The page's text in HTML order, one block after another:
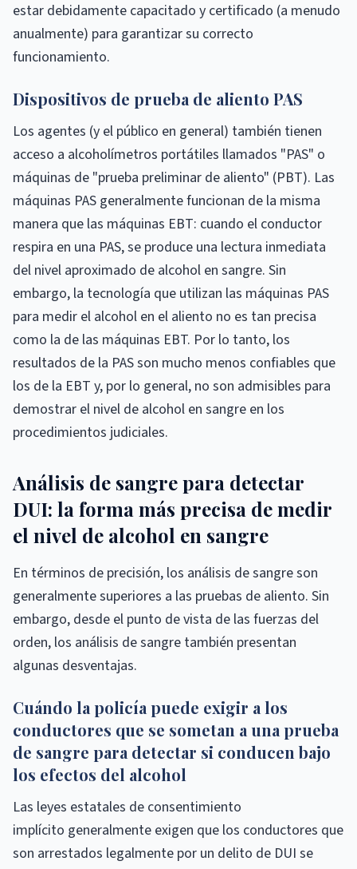
estar debidamente capacitado y certificado (a menudo
anualmente) para garantizar su correcto
funcionamiento.
Dispositivos de prueba de aliento PAS
Los agentes (y el público en general) también tienen
acceso a alcoholímetros portátiles llamados "PAS" o
máquinas de "prueba preliminar de aliento" (PBT). Las
máquinas PAS generalmente funcionan de la misma
manera que las máquinas EBT: cuando el conductor
respira en una PAS, se produce una lectura inmediata
del nivel aproximado de alcohol en sangre. Sin
embargo, la tecnología que utilizan las máquinas PAS
para medir el alcohol en el aliento no es tan precisa
como la de las máquinas EBT. Por lo tanto, los
resultados de la PAS son mucho menos confiables que
los de la EBT y, por lo general, no son admisibles para
demostrar el nivel de alcohol en sangre en los
procedimientos judiciales.
Análisis de sangre para detectar
DUI: la forma más precisa de medir
el nivel de alcohol en sangre
En términos de precisión, los análisis de sangre son
generalmente superiores a las pruebas de aliento. Sin
embargo, desde el punto de vista de las fuerzas del
orden, los análisis de sangre también presentan
algunas desventajas.
Cuándo la policía puede exigir a los
conductores que se sometan a una prueba
de sangre para detectar si conducen bajo
los efectos del alcohol
Las leyes estatales de consentimiento
implícito generalmente exigen que los conductores que
son arrestados legalmente por un delito de DUI se